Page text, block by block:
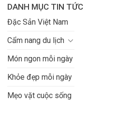
DANH MỤC TIN TỨC
Đặc Sản Việt Nam
Cẩm nang du lịch
Món ngon mỗi ngày
Khỏe đẹp mỗi ngày
Mẹo vặt cuộc sống